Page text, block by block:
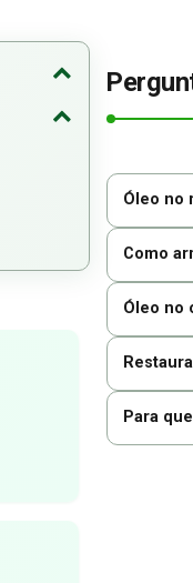
Óleo no
Como
Óleo no
Para